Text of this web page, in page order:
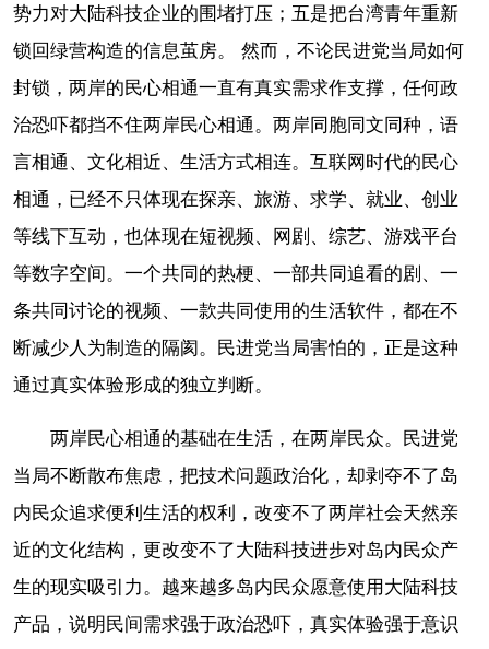
势力对大陆科技企业的围堵打压；五是把台湾青年重新
锁回绿营构造的信息茧房。 然而，不论民进党当局如何
封锁，两岸的民心相通一直有真实需求作支撑，任何政
治恐吓都挡不住两岸民心相通。两岸同胞同文同种，语
言相通、文化相近、生活方式相连。互联网时代的民心
相通，已经不只体现在探亲、旅游、求学、就业、创业
等线下互动，也体现在短视频、网剧、综艺、游戏平台
等数字空间。一个共同的热梗、一部共同追看的剧、一
条共同讨论的视频、一款共同使用的生活软件，都在不
断减少人为制造的隔阂。民进党当局害怕的，正是这种
通过真实体验形成的独立判断。
两岸民心相通的基础在生活，在两岸民众。民进党
当局不断散布焦虑，把技术问题政治化，却剥夺不了岛
内民众追求便利生活的权利，改变不了两岸社会天然亲
近的文化结构，更改变不了大陆科技进步对岛内民众产
生的现实吸引力。越来越多岛内民众愿意使用大陆科技
产品，说明民间需求强于政治恐吓，真实体验强于意识